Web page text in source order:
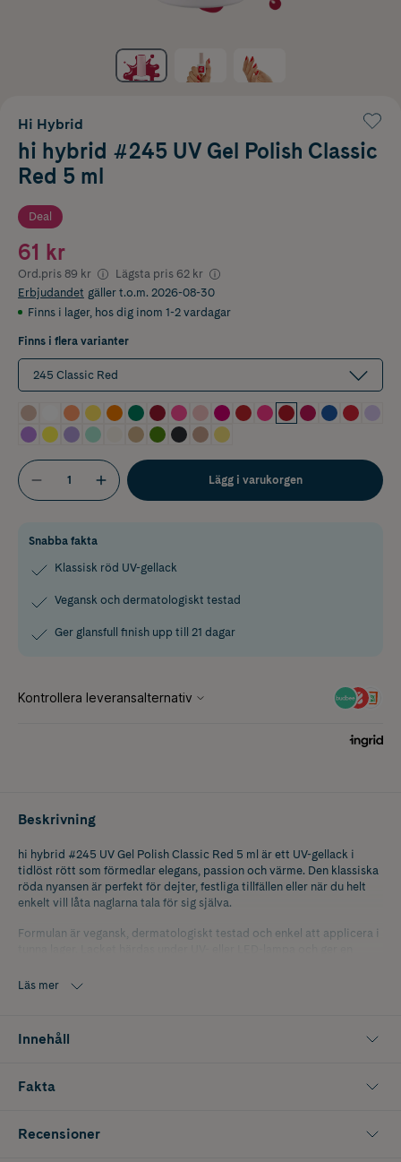
Hi Hybrid
hi hybrid #245 UV Gel Polish Classic
Red 5 ml
Deal
61 kr
Ord.pris 89 kr Lägsta pris 62 kr
Erbjudandet gäller t.o.m. 2026-08-30
Finns i lager, hos dig inom 1-2 vardagar
Finns i flera varianter
245 Classic Red
Lägg i varukorgen
Snabba fakta
Klassisk röd UV-gellack
Vegansk och dermatologiskt testad
Ger glansfull finish upp till 21 dagar
Beskrivning
hi hybrid #245 UV Gel Polish Classic Red 5 ml är ett UV-gellack i
tidlöst rött som förmedlar elegans, passion och värme. Den klassiska
röda nyansen är perfekt för dejter, festliga tillfällen eller när du helt
enkelt vill låta naglarna tala för sig själva.
Formulan är vegansk, dermatologiskt testad och enkel att applicera i
dig som vill skapa en ikonisk och självsäker manikyr.
Läs mer
Innehåll
Fakta
Recensioner